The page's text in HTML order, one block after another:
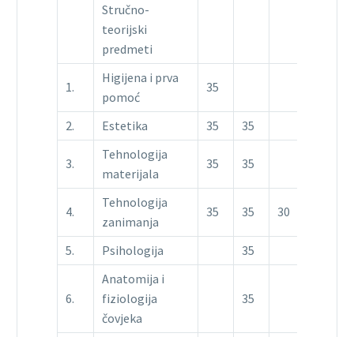
Stručno-
teorijski
predmeti
1.
Higijena i prva
pomoć
35
2. Estetika 35 35
3.
Tehnologija
materijala
35 35
4.
Tehnologija
zanimanja
35 35 30
5. Psihologija 35
6.
Anatomija i
fiziologija
čovjeka
35